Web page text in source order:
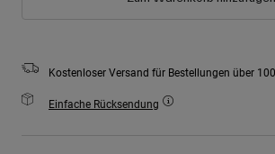
Kostenloser Versand für Bestellungen über
Einfache Rücksendung